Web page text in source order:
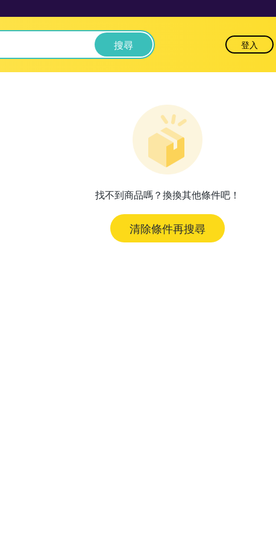
搜尋 登入
找不到商品嗎？換換其他條件吧！
清除條件再搜尋